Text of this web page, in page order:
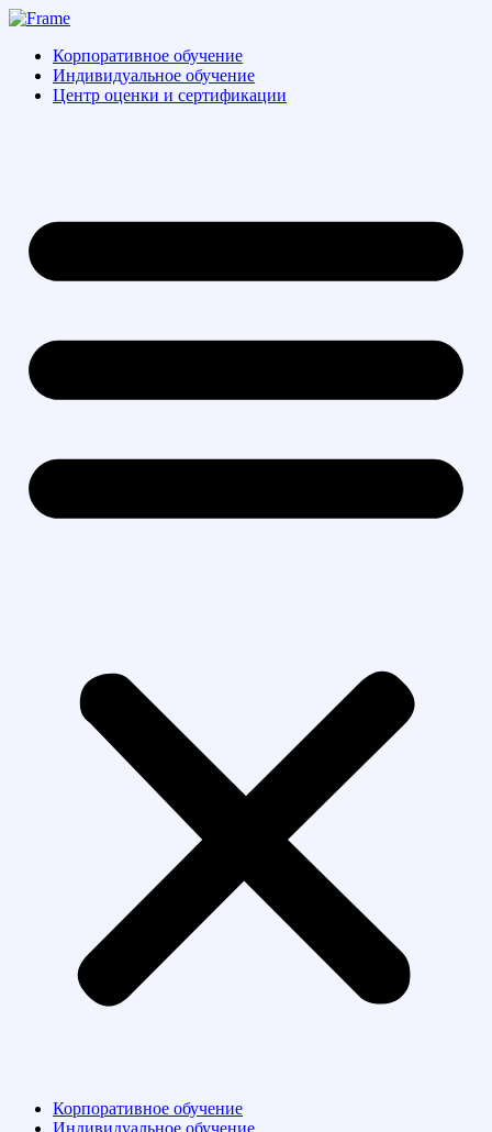
Перейти
содержимому
Корпоративное обучение
Индивидуальное обучение
Центр оценки и сертификации
Корпоративное обучение
Индивидуальное обучение